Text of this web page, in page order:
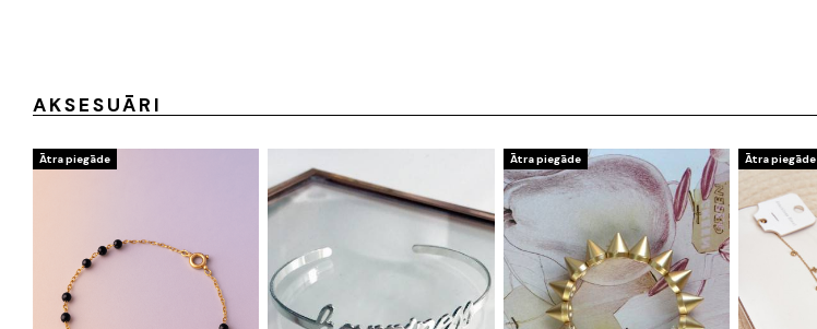
AKSESUĀRI
Ātra piegāde Ātra piegāde Ātra piegāde